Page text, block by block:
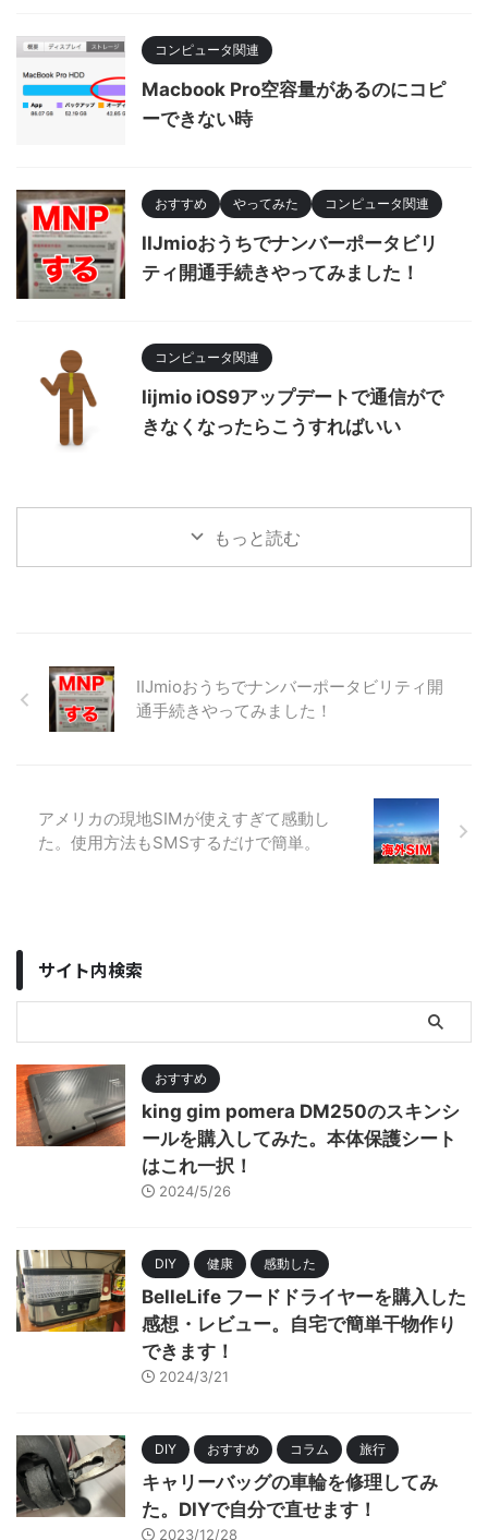
コンピュータ関連
Macbook Pro空容量があるのにコピ
ーできない時
おすすめ やってみた コンピュータ関連
IIJmioおうちでナンバーポータビリ
ティ開通手続きやってみました！
コンピュータ関連
Iijmio iOS9アップデートで通信がで
きなくなったらこうすればいい
もっと読む
IIJmioおうちでナンバーポータビリティ開
通手続きやってみました！
アメリカの現地SIMが使えすぎて感動し
た。使用方法もSMSするだけで簡単。
サイト内検索
おすすめ
king gim pomera DM250のスキンシ
ールを購入してみた。本体保護シート
はこれ一択！
2024/5/26
DIY 健康 感動した
BelleLife フードドライヤーを購入した
感想・レビュー。自宅で簡単干物作り
できます！
2024/3/21
DIY おすすめ コラム 旅行
キャリーバッグの車輪を修理してみ
た。DIYで自分で直せます！
2023/12/28